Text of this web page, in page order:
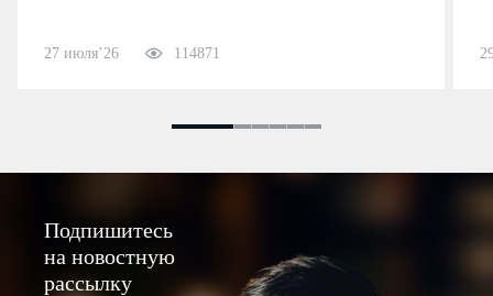
27 июля’26 114871
Подпишитесь
на новостную
рассылку